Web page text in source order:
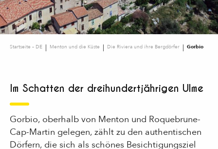
Startseite – DE Menton und die Küste Die Riviera und ihre Bergdörfer Gorbio
Im Schatten der dreihundertjährigen Ulme
Gorbio, oberhalb von Menton und Roquebrune-
Cap-Martin gelegen, zählt zu den authentischen
Dörfern, die sich als schönes Besichtigungsziel